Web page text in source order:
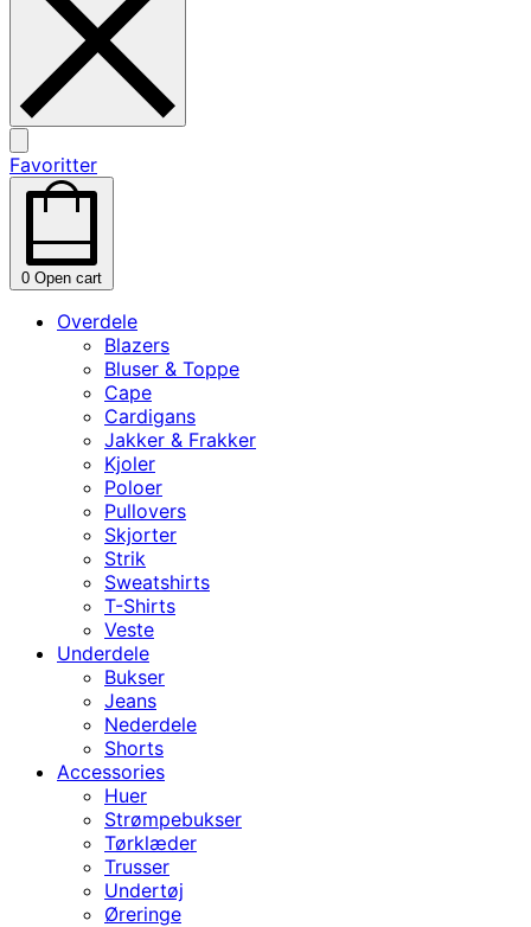
Favoritter
0 Open cart
Overdele
Blazers
Bluser & Toppe
Cape
Cardigans
Jakker & Frakker
Kjoler
Poloer
Pullovers
Skjorter
Strik
Sweatshirts
T-Shirts
Veste
Underdele
Bukser
Jeans
Nederdele
Shorts
Accessories
Huer
Strømpebukser
Tørklæder
Trusser
Undertøj
Øreringe